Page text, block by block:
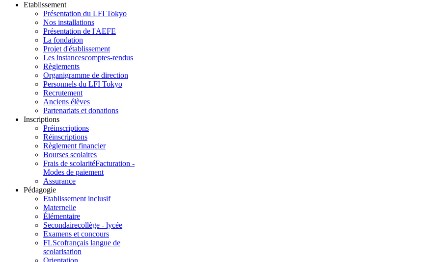
Etablissement
Présentation du LFI Tokyo
Nos installations
Présentation de l'AEFE
La fondation
Projet d'établissement
Les instancescomptes-rendus
Règlements
Organigramme de direction
Personnels du LFI Tokyo
Recrutement
Anciens élèves
Partenariats et donations
Inscriptions
Préinscriptions
Réinscriptions
Règlement financier
Bourses scolaires
Frais de scolaritéFacturation -
Modes de paiement
Assurance
Pédagogie
Etablissement inclusif
Maternelle
Élémentaire
Secondairecollège - lycée
Examens et concours
FLScofrançais langue de
scolarisation
Orientation